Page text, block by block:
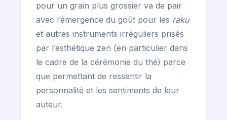
pour un grain plus grossier va de pair
avec l’émergence du goût pour les raku
et autres instruments irréguliers prisés
par l’esthétique zen (en particulier dans
le cadre de la cérémonie du thé) parce
que permettant de ressentir la
personnalité et les sentiments de leur
auteur.